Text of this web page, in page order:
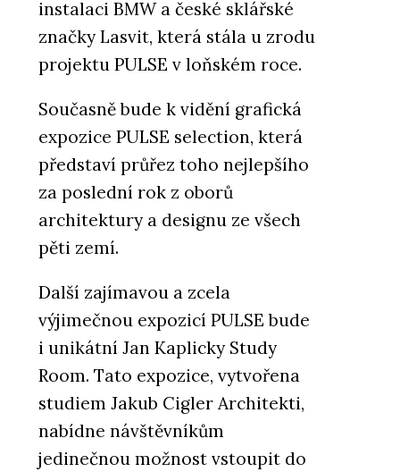
instalaci BMW a české sklářské
značky Lasvit, která stála u zrodu
projektu PULSE v loňském roce.
Současně bude k vidění grafická
expozice PULSE selection, která
představí průřez toho nejlepšího
za poslední rok z oborů
architektury a designu ze všech
pěti zemí.
Další zajímavou a zcela
výjimečnou expozicí PULSE bude
i unikátní Jan Kaplicky Study
Room. Tato expozice, vytvořena
studiem Jakub Cigler Architekti,
nabídne návštěvníkům
jedinečnou možnost vstoupit do